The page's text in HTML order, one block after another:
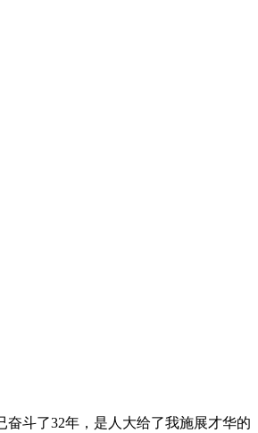
斗了32年，是人大给了我施展才华的